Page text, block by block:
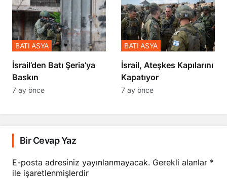
​​​​​​​İsrail’den Batı Şeria’ya
Baskın
BATI ASYA
7 ay önce
İsrail, Ateşkes Kapılarını
Kapatıyor
BATI ASYA
7 ay önce
Bir Cevap Yaz
E-posta adresiniz yayınlanmayacak. Gerekli alanlar *
ile işaretlenmişlerdir